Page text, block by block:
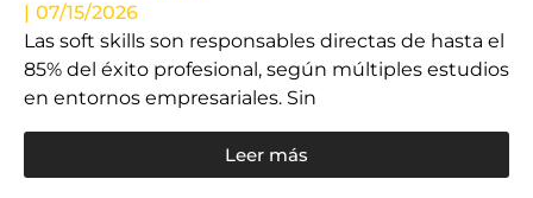
| 07/15/2026
Las soft skills son responsables directas de hasta el
85% del éxito profesional, según múltiples estudios
en entornos empresariales. Sin
Leer más